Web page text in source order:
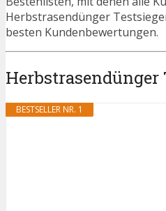
Herbstrasendünger
besten Kundenbewertungen.
Herbstrasendünger
BESTSELLER NR. 1